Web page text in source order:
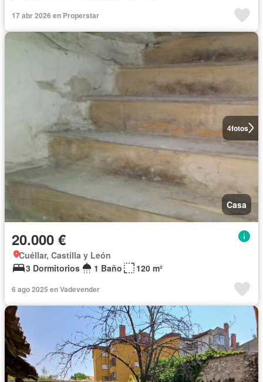
17 abr 2026 en Properstar
4fotos
Casa
20.000 €
Cuéllar, Castilla y León
3 Dormitorios
1 Baño 120 m²
6 ago 2025 en Vadevender